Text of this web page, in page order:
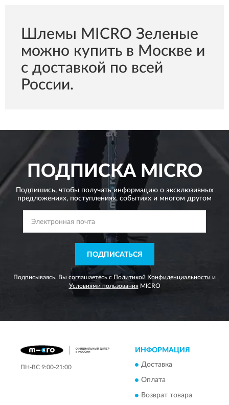
Шлемы MICRO Зеленые
можно купить в Москве и
с доставкой по всей
России.
ПОДПИСКАMICRO
Подпишись, чтобы получать информацию о эксклюзивных
предложениях, поступлениях, событиях и многом другом
ПОДПИСАТЬСЯ
Подписываясь, Вы соглашаетесь с Политикой Конфиденциальности и
Условиями пользованияMICRO
ПН-ВС 9:00-21:00
ИНФОРМАЦИЯ
Доставка
Оплата
Возврат товара